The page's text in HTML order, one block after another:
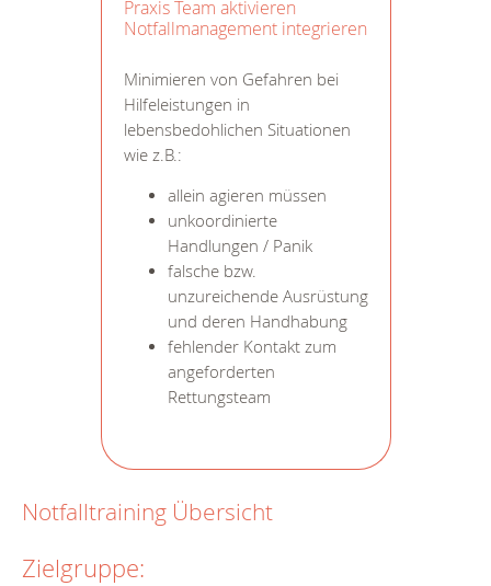
Praxis Team aktivieren
Notfallmanagement integrieren
Minimieren von Gefahren bei
Hilfeleistungen in
lebensbedohlichen Situationen
wie z.B.:
allein agieren müssen
unkoordinierte
Handlungen / Panik
falsche bzw.
unzureichende Ausrüstung
und deren Handhabung
fehlender Kontakt zum
angeforderten
Rettungsteam
Notfalltraining Übersicht
Zielgruppe: